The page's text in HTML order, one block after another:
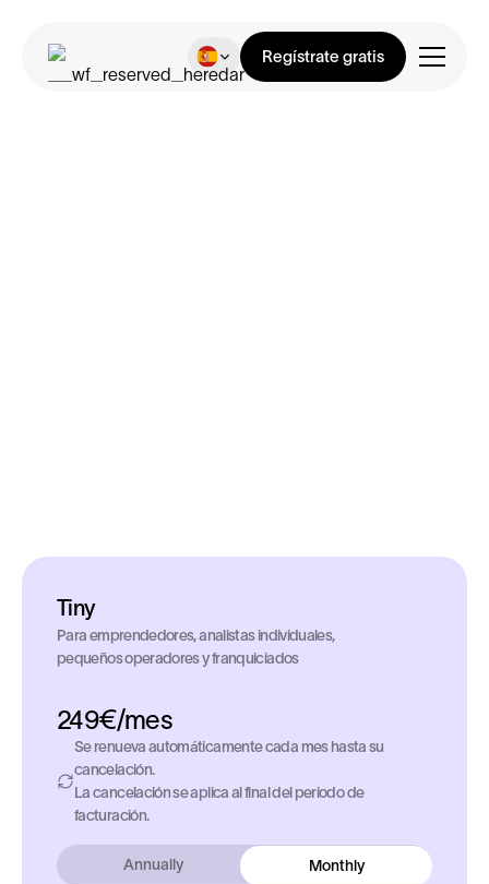
Regístrate gratis
Tiny
Para emprendedores, analistas individuales,
pequeños operadores y franquiciados
249€/mes
Se renueva automáticamente cada mes hasta su
cancelación.
La cancelación se aplica al final del periodo de
facturación.
Annually Monthly